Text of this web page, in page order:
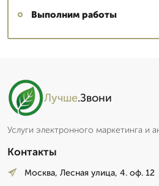
Выполним работы
Лучше.Звони
Услуги электронного маркетинга и
Контакты
Москва, Лесная улица, 4. оф. 12